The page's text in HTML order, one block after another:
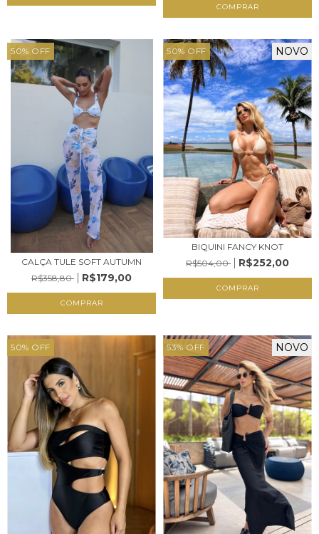
COMPRAR
50% OFF
CALÇA TULE SOFT AUTUMN
R$358,80
R$179,00
COMPRAR
50% OFF NOVO
BIQUINI FANCY KNOT
R$504,00
R$252,00
COMPRAR
50% OFF 53% OFF NOVO